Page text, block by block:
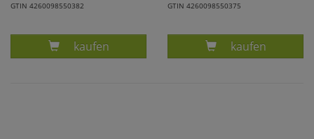
GTIN 4260098550382
Produkt KUNSTKLAPPKARTEN
kaufen
GTIN 4260098550375
Produkt
kaufen